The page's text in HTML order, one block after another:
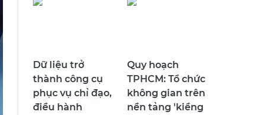
Dữ liệu trở
thành công cụ
phục vụ chỉ đạo,
điều hành
Quy hoạch
TPHCM: Tổ chức
không gian trên
nền tảng 'kiềng